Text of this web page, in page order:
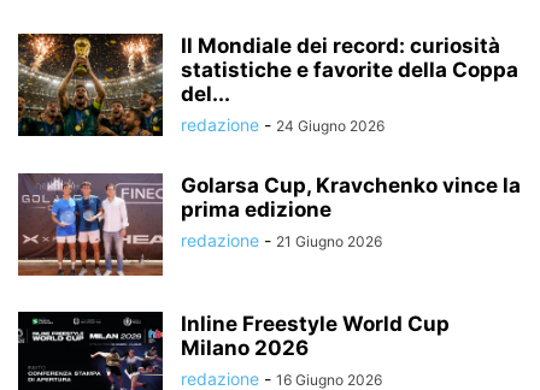
Il Mondiale dei record: curiosità
statistiche e favorite della Coppa
del...
redazione - 24 Giugno 2026
Golarsa Cup, Kravchenko vince la
prima edizione
redazione - 21 Giugno 2026
Inline Freestyle World Cup
Milano 2026
redazione - 16 Giugno 2026